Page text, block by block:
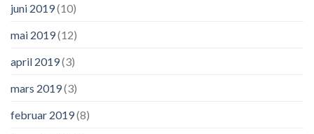
juni 2019(10)
mai 2019(12)
april 2019(3)
mars 2019(3)
februar 2019(8)